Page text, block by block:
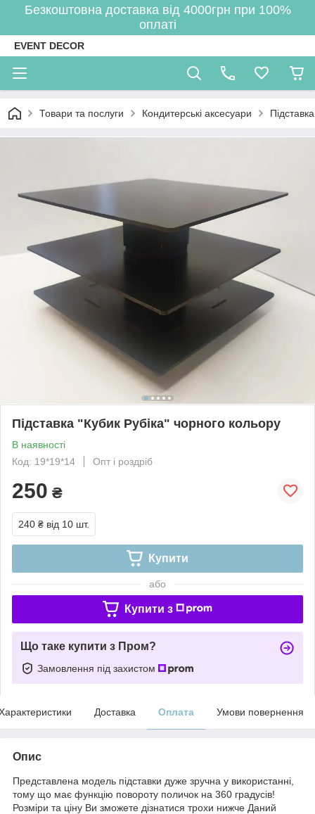
Безкоштовна доставка від 4000грн при 100%
оплаті
EVENT DECOR
Товари та послуги Кондитерські аксесуари
Підставка "Кубик Рубіка" чорного кольору
В наявності
Код: 19*19*14
Опт і роздріб
250 ₴
240 ₴ від 10 шт.
Купити
або
Купити з
Що таке купити з Пром?
Замовлення під захистом
Доставка Оплата Умови повернення
Опис
Представлена ​​модель підставки дуже зручна у використанні,
тому що має функцію повороту поличок на 360 градусів!
Розміри та ціну Ви зможете дізнатися трохи нижче Даний